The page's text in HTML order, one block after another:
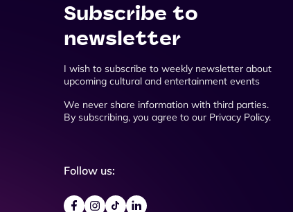
Subscribe to
newsletter
I wish to subscribe to weekly newsletter about
upcoming cultural and entertainment events
We never share information with third parties.
By subscribing, you agree to our Privacy Policy.
Follow us: